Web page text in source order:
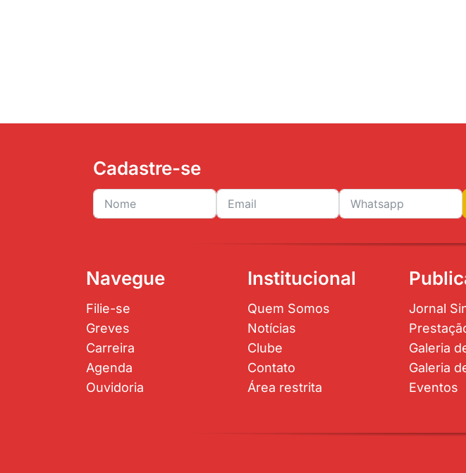
Cadastre-se
Navegue
Filie-se
Greves
Carreira
Agenda
Ouvidoria
Institucional
Quem Somos
Notícias
Clube
Contato
Área restrita
Jornal
Galeria
Galeria
Eventos